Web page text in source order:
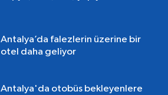
Antalya’da falezlerin üzerine bir
otel daha geliyor
Antalya'da otobüs bekleyenlere